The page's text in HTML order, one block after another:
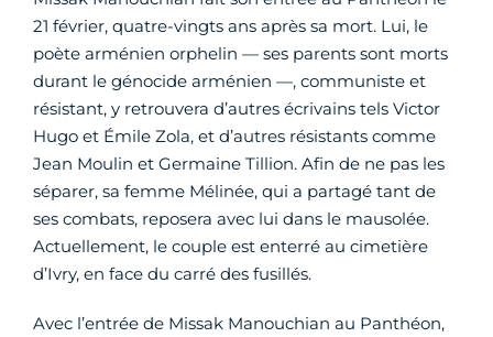
21 février, quatre-vingts ans après sa mort. Lui, le
poète arménien orphelin — ses parents sont morts
durant le génocide arménien —, communiste et
résistant, y retrouvera d’autres écrivains tels Victor
Hugo et Émile Zola, et d’autres résistants comme
Jean Moulin et Germaine Tillion. Afin de ne pas les
séparer, sa femme Mélinée, qui a partagé tant de
ses combats, reposera avec lui dans le mausolée.
Actuellement, le couple est enterré au cimetière
d’Ivry, en face du carré des fusillés.
Avec l’entrée de Missak Manouchian au Panthéon,